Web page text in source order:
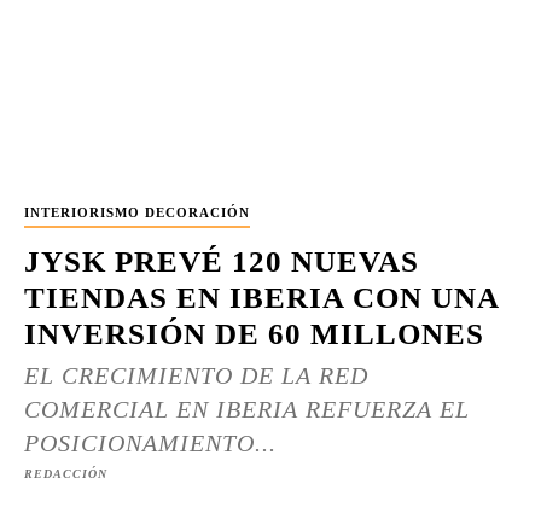
INTERIORISMO DECORACIÓN
JYSK PREVÉ 120 NUEVAS
TIENDAS EN IBERIA CON UNA
INVERSIÓN DE 60 MILLONES
EL CRECIMIENTO DE LA RED
COMERCIAL EN IBERIA REFUERZA EL
POSICIONAMIENTO...
REDACCIÓN